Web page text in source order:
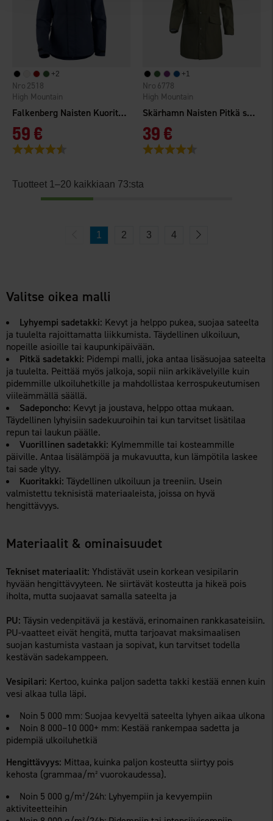
+2
Falkenberg Naisten Kuoritakki 2.0 WP
High Mountain
2518
59 €
Arvio:
+1
Skärhamn Naisten Pitkä sadetakki WP
High Mountain
6778
39 €
Arvio:
Tuotteet 1–20 kaikkiaan 73:sta
1 2 3 4
Valitse oikea malli
Lyhyempi sadetakki: Kevyt ja helppo pukea, suojaa sateelta
ja tuulelta rajoittamatta liikkumista. Täydellinen ulkoiluun,
nopeille asioille tai kaupunkipäivään.
Pitkä sadetakki: Pidempi malli, joka antaa lisäsuojaa sateelta
ja tuulelta. Peittää myös jalkoja, sopii niin arkikävelyille kuin
pidemmille ulkoiluhetkille ja mahdollistaa kerrospukeutumisen
viileämmällä säällä.
Sadeponcho: Kevyt ja joustava, helppo ottaa mukaan.
Täydellinen lyhyisiin sadekuuroihin tai kun tarvitset lisätilaa
repun tai laukun päälle.
Vuorillinen sadetakki: Kylmemmille tai kosteammille
päiville. Antaa lisälämpöä ja mukavuutta, kun lämpötila laskee
tai sade yltyy.
Kuoritakki:Täydellinen ulkoiluun ja treeniin. Usein
valmistettu teknisistä materiaaleista, joissa on hyvä
hengittävyys.
Materiaalit & ominaisuudet
Tekniset materiaalit:Yhdistävät usein korkean vesipilarin
hyvään hengittävyyteen. Ne siirtävät kosteutta ja hikeä pois
iholta, mutta suojaavat samalla sateelta ja
PU: Täysin vedenpitävä ja kestävä, erinomainen rankkasateisiin.
PU-vaatteet eivät hengitä, mutta tarjoavat maksimaalisen
suojan kastumista vastaan ja sopivat, kun tarvitset todella
kestävän sadekamppeen.
Vesipilari: Kertoo, kuinka paljon sadetta takki kestää ennen kuin
vesi alkaa tulla läpi.
Noin 5 000 mm: Suojaa kevyeltä sateelta lyhyen aikaa ulkona
Noin 8 000–10 000+ mm: Kestää rankempaa sadetta ja
pidempiä ulkoiluhetkiä
Hengittävyys: Mittaa, kuinka paljon kosteutta siirtyy pois
kehosta (grammaa/m² vuorokaudessa).
Noin 5 000 g/m²/24h: Lyhyempiin ja kevyempiin
aktiviteetteihin